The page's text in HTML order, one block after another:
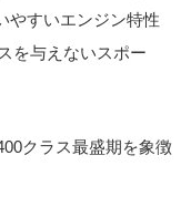
やすいエンジン特性
を与えないスポー
クラス最盛期を象徴